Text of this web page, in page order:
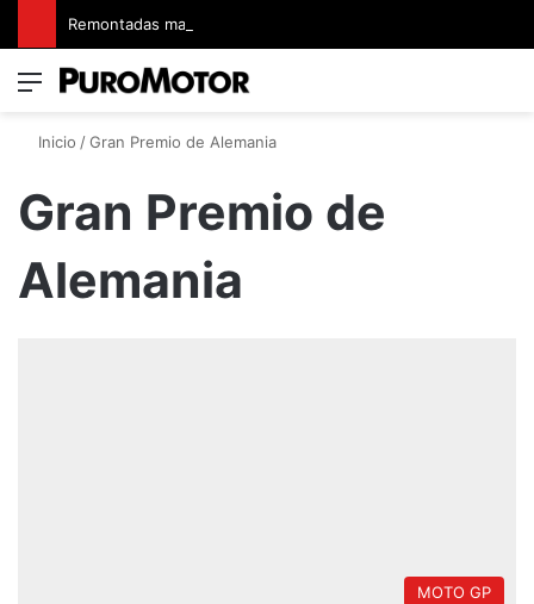
Menú
Inicio /Gran Premio de Alemania
Gran Premio de
Alemania
MOTO GP